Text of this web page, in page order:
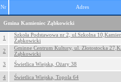
Nr Adres
Gmina Kamieniec Ząbkowicki
1
Szkoła Podstawowa nr 2, ul.Szkolna
Ząbkowicki
2
Gminne Centrum Kultury, ul. Złotostocka
Ząbkowicki
3
Świetlica Wiejska, Ożary 38
4 Świetlica Wiejska, Topola 64